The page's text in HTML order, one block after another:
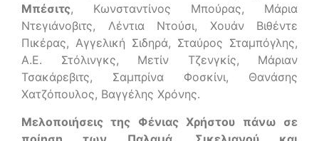
Μπέσιτς, Κωνσταντίνος Μπούρας, Μάρια
Ντεγιάνοβιτς, Λέντια Ντούσι, Χουάν Βιθέντε
Πικέρας, Αγγελική Σιδηρά, Σταύρος Σταμπόγλης,
Α.Ε. Στόλινγκς, Μετίν Τζενγκίς, Μάριαν
Τσακάρεβιτς, Σαμπρίνα Φοσκίνι, Θανάσης
Χατζόπουλος, Βαγγέλης Χρόνης.
Μελοποιήσεις της Φένιας Χρήστου πάνω σε